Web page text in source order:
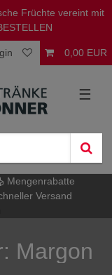
Früchte vereint mit
0,00 EUR
☰
Mengenrabatte
Versand
Margon